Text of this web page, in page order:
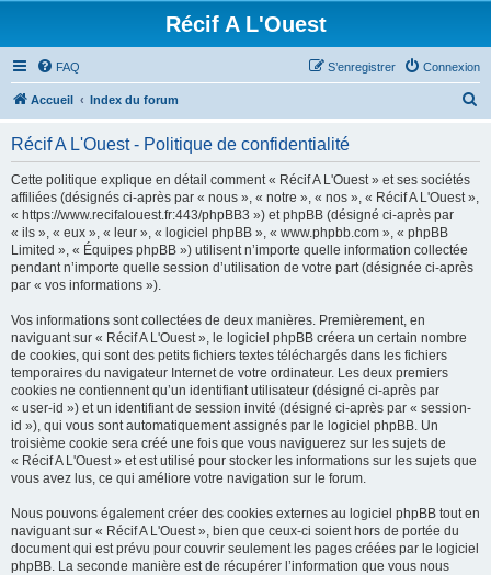
Récif A L'Ouest
FAQ Connexion
S’enregistrer
Accueil Index du forum
Récif A L'Ouest - Politique de confidentialité
Cette politique explique en détail comment « Récif A L'Ouest » et ses sociétés
affiliées (désignés ci-après par « nous », « notre », « nos », « Récif A L'Ouest »,
« https://www.recifalouest.fr:443/phpBB3 ») et phpBB (désigné ci-après par
« ils », « eux », « leur », « logiciel phpBB », « www.phpbb.com », « phpBB
Limited », « Équipes phpBB ») utilisent n’importe quelle information collectée
pendant n’importe quelle session d’utilisation de votre part (désignée ci-après
par « vos informations »).
Vos informations sont collectées de deux manières. Premièrement, en
naviguant sur « Récif A L'Ouest », le logiciel phpBB créera un certain nombre
de cookies, qui sont des petits fichiers textes téléchargés dans les fichiers
temporaires du navigateur Internet de votre ordinateur. Les deux premiers
cookies ne contiennent qu’un identifiant utilisateur (désigné ci-après par
« user-id ») et un identifiant de session invité (désigné ci-après par « session-
id »), qui vous sont automatiquement assignés par le logiciel phpBB. Un
troisième cookie sera créé une fois que vous naviguerez sur les sujets de
« Récif A L'Ouest » et est utilisé pour stocker les informations sur les sujets que
vous avez lus, ce qui améliore votre navigation sur le forum.
Nous pouvons également créer des cookies externes au logiciel phpBB tout en
naviguant sur « Récif A L'Ouest », bien que ceux-ci soient hors de portée du
document qui est prévu pour couvrir seulement les pages créées par le logiciel
phpBB. La seconde manière est de récupérer l’information que vous nous